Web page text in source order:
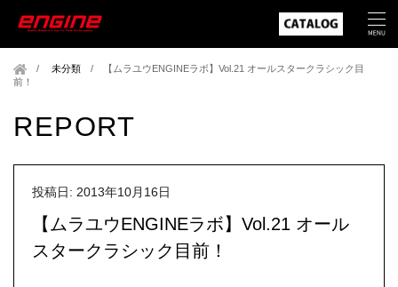
未分類 /
【ムラユウENGINEラボ】Vol.21 オールスタークラシック目
前！
REPORT
投稿日: 2013年10月16日
【ムラユウENGINEラボ】Vol.21 オール
スタークラシック目前！